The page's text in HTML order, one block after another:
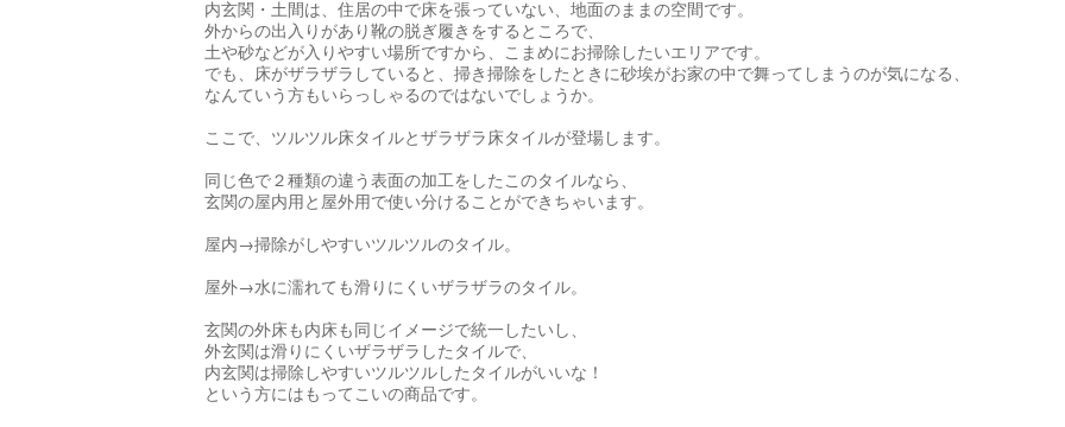
内玄関・土間は、住居の中で床を張っていない、地面のままの空間です。
外からの出入りがあり靴の脱ぎ履きをするところで、
土や砂などが入りやすい場所ですから、こまめにお掃除したいエリアです。
でも、床がザラザラしていると、掃き掃除をしたときに砂埃がお家の中で舞ってしまうのが気になる、
なんていう方もいらっしゃるのではないでしょうか。
ここで、ツルツル床タイルとザラザラ床タイルが登場します。
同じ色で２種類の違う表面の加工をしたこのタイルなら、
玄関の屋内用と屋外用で使い分けることができちゃいます。
屋内→掃除がしやすいツルツルのタイル。
屋外→水に濡れても滑りにくいザラザラのタイル。
玄関の外床も内床も同じイメージで統一したいし、
外玄関は滑りにくいザラザラしたタイルで、
内玄関は掃除しやすいツルツルしたタイルがいいな！
という方にはもってこいの商品です。